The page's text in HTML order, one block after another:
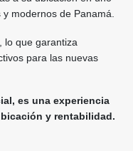
modernos de Panamá.
, lo que garantiza
para las nuevas
es una experiencia
y rentabilidad.